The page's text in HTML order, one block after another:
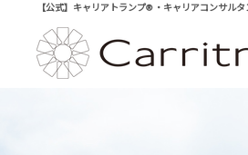
【公式】キャリアトランプ® ・キャリアコンサル